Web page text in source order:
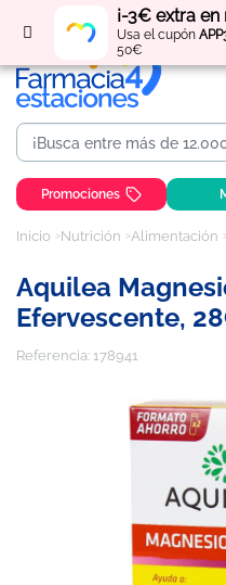
¡-3€ extra en
Usa el cupón
50€
Regístratey
Promociones
Inicio Nutrición Alimentación
Aquilea
Efervescente,
Referencia: 178941